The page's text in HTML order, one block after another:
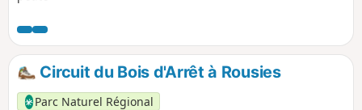
Circuit du Bois d'Arrêt à Rousies
Parc Naturel Régional